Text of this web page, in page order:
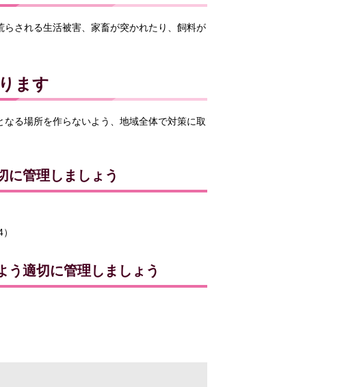
される生活被害、家畜が突かれたり、飼料が
ます
る場所を作らないよう、地域全体で対策に取
に管理しましょう
う適切に管理しましょう